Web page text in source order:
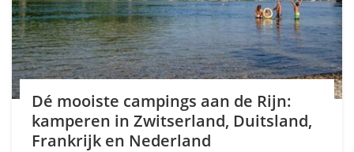
Dé mooiste campings aan de Rijn:
kamperen in Zwitserland, Duitsland,
Frankrijk en Nederland